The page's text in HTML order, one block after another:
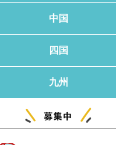
中国
四国
九州